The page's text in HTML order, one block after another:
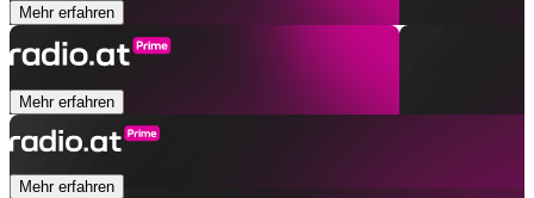
Mehr erfahren
Mehr erfahren
Mehr erfahren